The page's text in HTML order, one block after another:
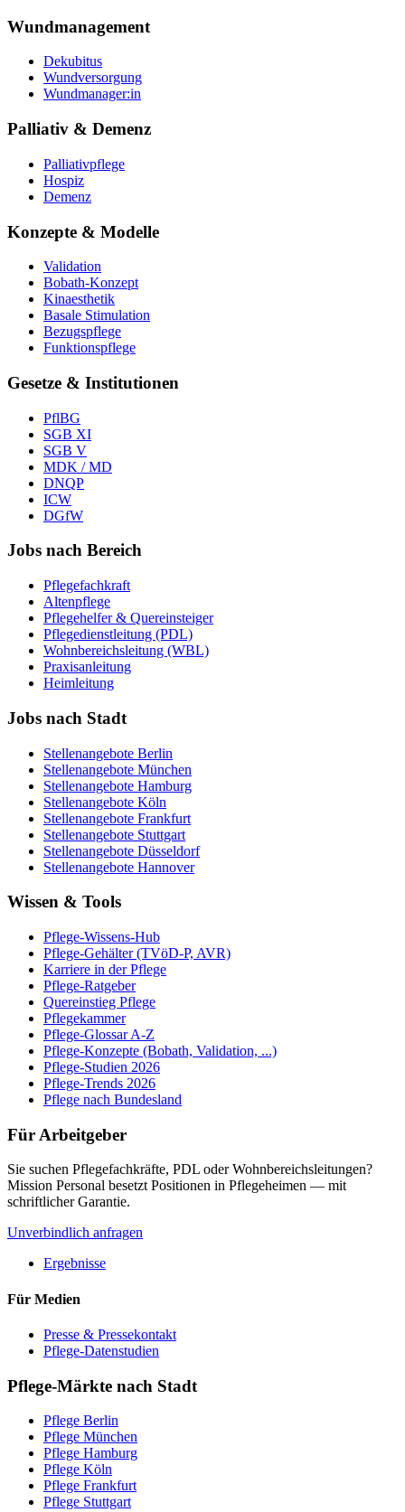
Wundmanagement
Dekubitus
Wundversorgung
Wundmanager:in
Palliativ & Demenz
Palliativpflege
Hospiz
Demenz
Konzepte & Modelle
Validation
Bobath-Konzept
Kinaesthetik
Basale Stimulation
Bezugspflege
Funktionspflege
Gesetze & Institutionen
PflBG
SGB XI
SGB V
MDK / MD
DNQP
ICW
DGfW
Jobs nach Bereich
Pflegefachkraft
Altenpflege
Pflegehelfer & Quereinsteiger
Pflegedienstleitung (PDL)
Wohnbereichsleitung (WBL)
Praxisanleitung
Heimleitung
Jobs nach Stadt
Stellenangebote Berlin
Stellenangebote München
Stellenangebote Hamburg
Stellenangebote Köln
Stellenangebote Frankfurt
Stellenangebote Stuttgart
Stellenangebote Düsseldorf
Stellenangebote Hannover
Wissen & Tools
Pflege-Wissens-Hub
Pflege-Gehälter (TVöD-P, AVR)
Karriere in der Pflege
Pflege-Ratgeber
Quereinstieg Pflege
Pflegekammer
Pflege-Glossar A-Z
Pflege-Konzepte (Bobath, Validation, ...)
Pflege-Studien 2026
Pflege-Trends 2026
Pflege nach Bundesland
Für Arbeitgeber
Sie suchen Pflegefachkräfte, PDL oder Wohnbereichsleitungen?
Mission Personal besetzt Positionen in Pflegeheimen — mit
schriftlicher Garantie.
Unverbindlich anfragen
Ergebnisse
Für Medien
Presse & Pressekontakt
Pflege-Datenstudien
Pflege-Märkte nach Stadt
Pflege Berlin
Pflege München
Pflege Hamburg
Pflege Köln
Pflege Frankfurt
Pflege Stuttgart